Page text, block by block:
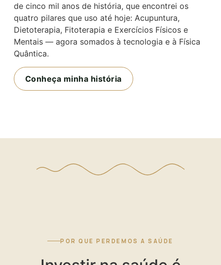
de cinco mil anos de história, que encontrei os
quatro pilares que uso até hoje: Acupuntura,
Dietoterapia, Fitoterapia e Exercícios Físicos e
Mentais — agora somados à tecnologia e à Física
Quântica.
Conheça minha história
POR QUE PERDEMOS A SAÚDE